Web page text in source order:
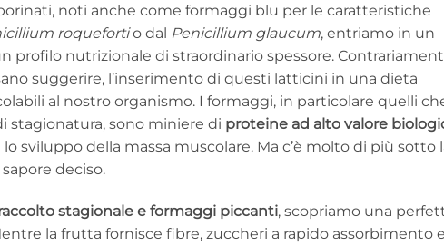
noti anche come formaggi blu per le caratteristiche
roquefortio dal Penicillium glaucum, entriamo in un
profilo nutrizionale di straordinario spessore.
suggerire, l’inserimento di questi latticini in una dieta
al nostro organismo. I formaggi, in particolare quelli
stagionatura, sono miniere di proteine ad alto valore
sviluppo della massa muscolare. Ma c’è molto di più sotto
deciso.
stagionale e formaggi piccanti, scopriamo una
la frutta fornisce fibre, zuccheri a rapido assorbimento e